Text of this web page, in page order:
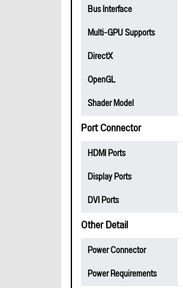
Bus Interface
Multi-GPU Supports
DirectX
OpenGL
Shader Model
Port Connector
HDMI Ports
Display Ports
DVI Ports
Other Detail
Power Connector
Power Requirements